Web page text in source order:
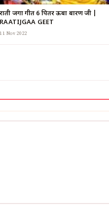
राती जगा गीत 6 पितर ऊबा बारण जी |
RAATIJGAA GEET
11 Nov 2022